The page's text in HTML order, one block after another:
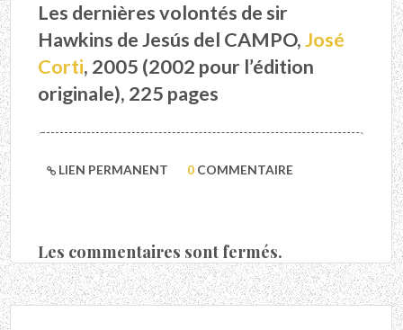
Les dernières volontés de sir
Hawkins de Jesús del CAMPO,José
Corti, 2005 (2002 pour l’édition
originale), 225 pages
LIEN PERMANENT 0 COMMENTAIRE
Les commentaires sont fermés.